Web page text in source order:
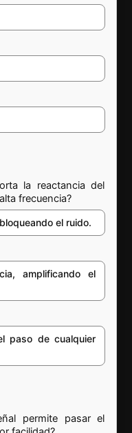
la reactancia del
frecuencia?
el ruido.
amplificando el
paso de cualquier
permite pasar el